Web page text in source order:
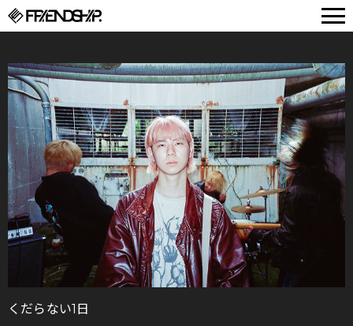
くだらない1日